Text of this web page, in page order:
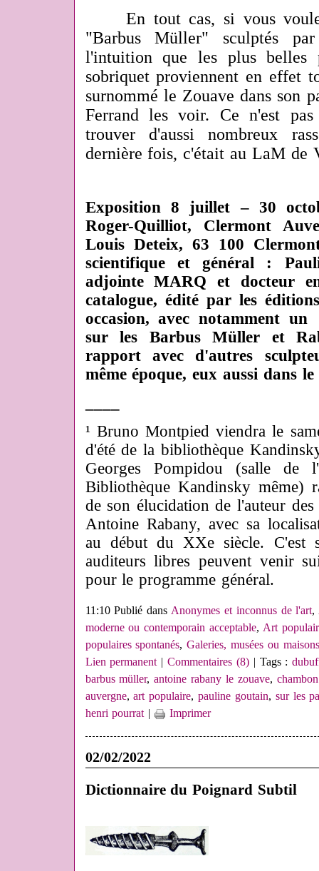
En tout cas, si vous
"Barbus Müller" sculptés
l'intuition que les plus belles
sobriquet proviennent en effet
surnommé le Zouave dans son
Ferrand les voir. Ce n'est
trouver d'aussi nombreux
dernière fois, c'était au LaM de
Exposition 8 juillet – 30
Roger-Quilliot, Clermont
Louis Deteix, 63 100
scientifique et général :
adjointe MARQ et docteur
catalogue, édité par les
occasion, avec notamment
sur les Barbus Müller et
rapport avec d'autres
même époque, eux aussi dans
¹ Bruno Montpied viendra le
d'été de la bibliothèque
Georges Pompidou (salle
Bibliothèque Kandinsky même)
de son élucidation de l'auteur
Antoine Rabany, avec sa
au début du XXe siècle. C'est
auditeurs libres peuvent venir
pour le programme général.
11:10 Publié dansAnonymes et inconnus de l'art,
moderne ou contemporain acceptable, Art
populaires spontanés,Galeries, musées ou
Lien permanent|Commentaires (8)| Tags :
barbus müller,antoine rabany le zouave,
auvergne,art populaire,pauline goutain, sur les
henri pourrat| Imprimer
02/02/2022
Dictionnaire du Poignard Subtil